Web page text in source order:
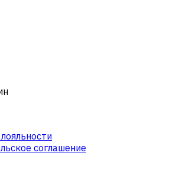
соглашение